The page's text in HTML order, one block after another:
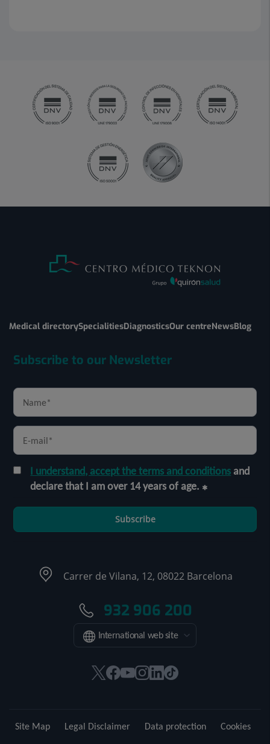
Medical directorySpecialitiesDiagnosticsOur centreNewsBlog
Subscribe to our Newsletter
I understand, accept the terms and conditionsand
declare that I am over 14 years of age.
Subscribe
Carrer de Vilana, 12, 08022 Barcelona
932 906 200
International web site
This
in
This
in
ThisThis
in
This
in
Link
Site Map Legal Disclaimer Data protection
Cookies